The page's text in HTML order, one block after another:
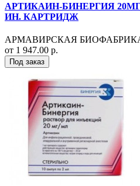
АРТИКАИН-БИНЕРГИЯ
ИН. КАРТРИДЖ
АРМАВИРСКАЯ
от 1 947.00 р.
Под заказ